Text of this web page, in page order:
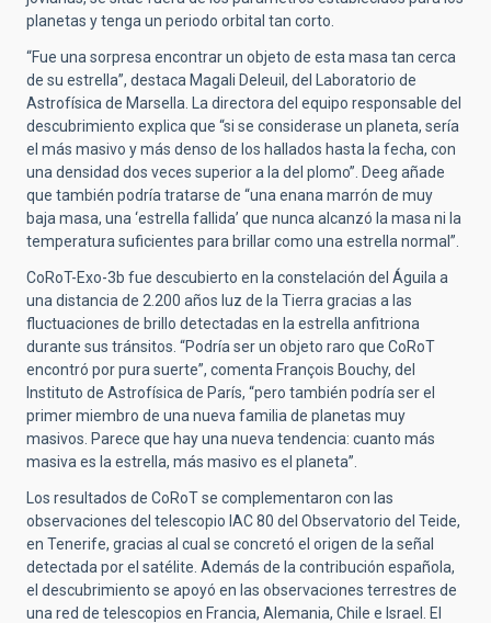
planetas y tenga un periodo orbital tan corto.
“Fue una sorpresa encontrar un objeto de esta masa tan cerca
de su estrella”, destaca Magali Deleuil, del Laboratorio de
Astrofísica de Marsella. La directora del equipo responsable del
descubrimiento explica que “si se considerase un planeta, sería
el más masivo y más denso de los hallados hasta la fecha, con
una densidad dos veces superior a la del plomo”. Deeg añade
que también podría tratarse de “una enana marrón de muy
baja masa, una ‘estrella fallida’ que nunca alcanzó la masa ni la
temperatura suficientes para brillar como una estrella normal”.
CoRoT-Exo-3b fue descubierto en la constelación del Águila a
una distancia de 2.200 años luz de la Tierra gracias a las
fluctuaciones de brillo detectadas en la estrella anfitriona
durante sus tránsitos. “Podría ser un objeto raro que CoRoT
encontró por pura suerte”, comenta François Bouchy, del
Instituto de Astrofísica de París, “pero también podría ser el
primer miembro de una nueva familia de planetas muy
masivos. Parece que hay una nueva tendencia: cuanto más
masiva es la estrella, más masivo es el planeta”.
Los resultados de CoRoT se complementaron con las
observaciones del telescopio IAC 80 del Observatorio del Teide,
en Tenerife, gracias al cual se concretó el origen de la señal
detectada por el satélite. Además de la contribución española,
el descubrimiento se apoyó en las observaciones terrestres de
una red de telescopios en Francia, Alemania, Chile e Israel. El